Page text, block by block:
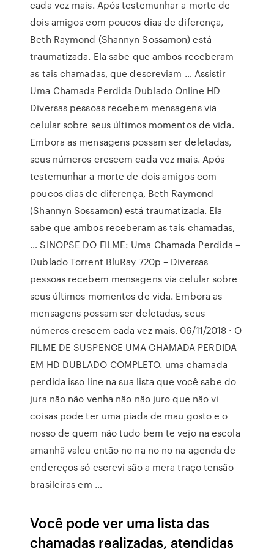
cada vez mais. Após testemunhar a morte de
dois amigos com poucos dias de diferença,
Beth Raymond (Shannyn Sossamon) está
traumatizada. Ela sabe que ambos receberam
as tais chamadas, que descreviam … Assistir
Uma Chamada Perdida Dublado Online HD
Diversas pessoas recebem mensagens via
celular sobre seus últimos momentos de vida.
Embora as mensagens possam ser deletadas,
seus números crescem cada vez mais. Após
testemunhar a morte de dois amigos com
poucos dias de diferença, Beth Raymond
(Shannyn Sossamon) está traumatizada. Ela
sabe que ambos receberam as tais chamadas,
… SINOPSE DO FILME: Uma Chamada Perdida –
Dublado Torrent BluRay 720p – Diversas
pessoas recebem mensagens via celular sobre
seus últimos momentos de vida. Embora as
mensagens possam ser deletadas, seus
números crescem cada vez mais. 06/11/2018 · O
FILME DE SUSPENCE UMA CHAMADA PERDIDA
EM HD DUBLADO COMPLETO. uma chamada
perdida isso line na sua lista que você sabe do
jura não não venha não não juro que não vi
coisas pode ter uma piada de mau gosto e o
nosso de quem não tudo bem te vejo na escola
amanhã valeu então no na no no na agenda de
endereços só escrevi são a mera traço tensão
brasileiras em …
Você pode ver uma lista das
chamadas realizadas, atendidas